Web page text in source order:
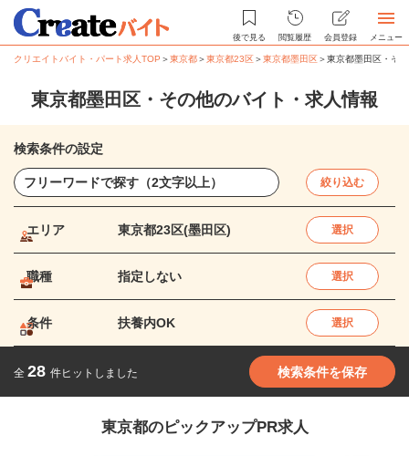
後で見る 閲覧履歴 会員登録 メニュー
クリエイトバイト・パート求人TOP ＞東京都＞東京都23区＞東京都墨田区＞東京都墨田区・そ
東京都墨田区・その他のバイト・求人情報
検索条件の設定
絞り込む
エリア 東京都23区(墨田区) 選択
職種 指定しない 選択
条件 扶養内OK 選択
全 28 件ヒットしました 検索条件を保存
東京都のピックアップPR求人